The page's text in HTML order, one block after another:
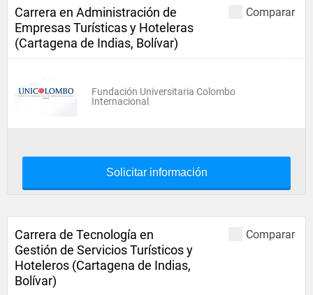
Comparar
Carrera en Administración de
Empresas Turísticas y Hoteleras
(Cartagena de Indias, Bolívar)
Fundación Universitaria Colombo
Internacional
Solicitar información
Comparar
Carrera de Tecnología en
Gestión de Servicios Turísticos y
Hoteleros (Cartagena de Indias,
Bolívar)